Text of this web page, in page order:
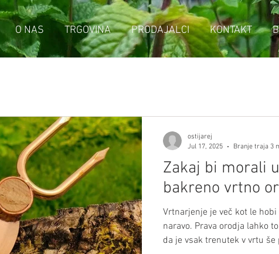
O NAS TRGOVINA PRODAJALCI KONTAKT
Zakaj bi morali
bakreno vrtno
Vrtnarjenje je več kot le
naravo. Prava orodja lahko
da je vsak trenutek v vrtu še prijetnejši.
ostijarej
Jul 17, 2025
Branje traja 3